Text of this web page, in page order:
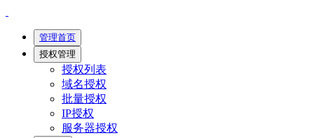
管理首页
授权管理
授权列表
域名授权
批量授权
IP授权
服务器授权